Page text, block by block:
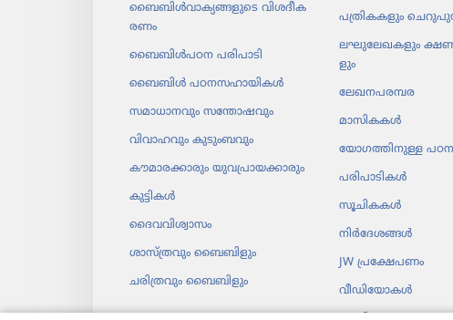
ബൈബിൾവാ​ക്യ​ങ്ങ​ളു​ടെ വിശദീ​ക​
രണം
ബൈബിൾപഠന പരിപാ​ടി
ബൈബിൾ പഠനസ​ഹാ​യി​കൾ
സമാധാ​ന​വും സന്തോ​ഷ​വും
വിവാഹവും കുടുംബവും
കൗമാ​ര​ക്കാ​രും യുവ​പ്രാ​യ​ക്കാ​രും
കുട്ടികൾ
ദൈവ​വി​ശ്വാ​സം
ശാസ്‌ത്ര​വും ബൈബി​ളും
ചരി​ത്ര​വും ബൈബി​ളും
പത്രി​ക​ക​ളും
ലഘു​ലേ​ഖ​ക​ളും
ളും
ലേഖന​പ​രമ്പര
മാസി​കകൾ
യോഗ​ത്തി​നു​ള്ള
പരിപാ​ടി​കൾ
സൂചി​കകൾ
നിർദേ​ശങ്ങൾ
JW പ്രക്ഷേപണം
വീഡി​യോ​കൾ